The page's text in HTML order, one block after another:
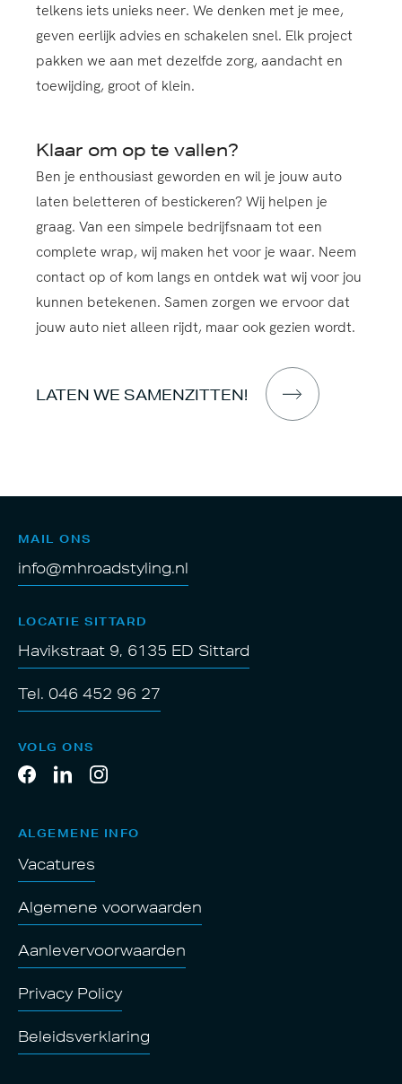
telkens iets unieks neer. We denken met je mee,
geven eerlijk advies en schakelen snel. Elk project
pakken we aan met dezelfde zorg, aandacht en
toewijding, groot of klein.
Klaar om op te vallen?
Ben je enthousiast geworden en wil je jouw auto
laten beletteren of bestickeren? Wij helpen je
graag. Van een simpele bedrijfsnaam tot een
complete wrap, wij maken het voor je waar. Neem
contact op of kom langs en ontdek wat wij voor jou
kunnen betekenen. Samen zorgen we ervoor dat
jouw auto niet alleen rijdt, maar ook gezien wordt.
LATEN WE SAMENZITTEN!
MAIL ONS
info@mhroadstyling.nl
LOCATIE SITTARD
Havikstraat 9, 6135 ED Sittard
Tel. 046 452 96 27
VOLG ONS
ALGEMENE INFO
Vacatures
Algemene voorwaarden
Aanlevervoorwaarden
Privacy Policy
Beleidsverklaring